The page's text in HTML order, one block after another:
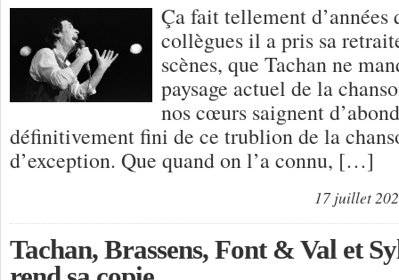
Ça fait tellement d’années
collègues il a pris sa
scènes, que Tachan ne
paysage actuel de la
nos cœurs saignent
définitivement fini de ce trublion de la
d’exception. Que quand on l’a connu, […]
17 juillet
Tachan, Brassens, Font & Val et